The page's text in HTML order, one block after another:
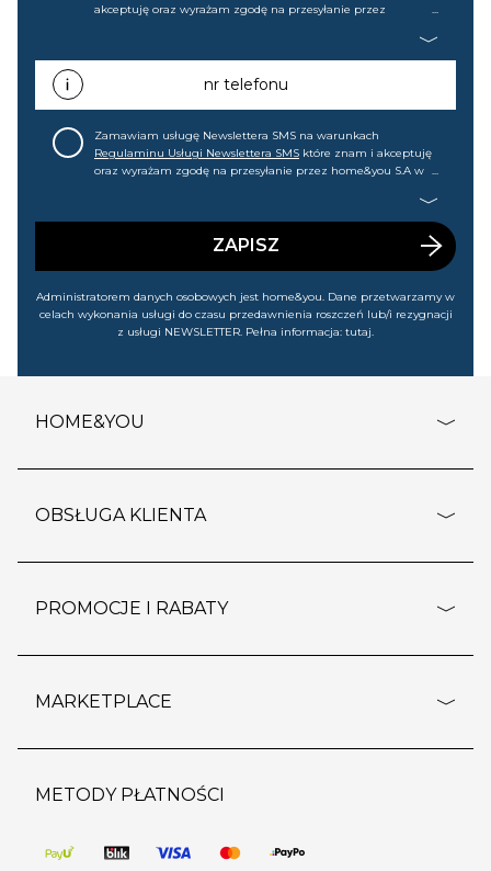
akceptuję oraz wyrażam zgodę na przesyłanie przez
promocjach, wyprzedażach). Wiem, że mogę tę zgodę w
każdej chwili cofnąć.nr telefonu
Zamawiam usługę Newslettera SMS na warunkach
Regulaminu Usługi Newslettera SMS które znam i akceptuję
oraz wyrażam zgodę na przesyłanie przez home&you S.A w
wyprzedażach). Wiem, że mogę tę zgodę w każdej chwili
ZAPISZ
Administratorem danych osobowych jest home&you. Dane przetwarzamy w
celach wykonania usługi do czasu przedawnienia roszczeń lub/i rezygnacji
z usługi NEWSLETTER. Pełna informacja: tutaj.
HOME&YOU
o firmie
polityka prywatności
kontakt
OBSŁUGA KLIENTA
dostawy i płatność
wypis z subskrypcji
regulamin sklepu
pozostałe regulaminy
PROMOCJE I RABATY
outlet
regulaminy promocji
MARKETPLACE
strefa marek
pomoc dla sprzedawców
METODY PŁATNOŚCI